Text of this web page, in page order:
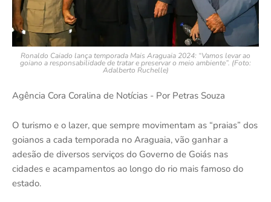
Ronaldo Caiado lança temporada Mais Araguaia 2024: “Vamos levar ao
goiano a responsabilidade de tratar e preservar o meio ambiente”. (Foto:
Adalberto Ruchelle)
Agência Cora Coralina de Notícias - Por Petras Souza
O turismo e o lazer, que sempre movimentam as “praias” dos
goianos a cada temporada no Araguaia, vão ganhar a
adesão de diversos serviços do Governo de Goiás nas
cidades e acampamentos ao longo do rio mais famoso do
estado.